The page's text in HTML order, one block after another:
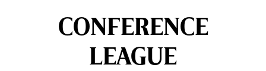
CONFERENCE
LEAGUE